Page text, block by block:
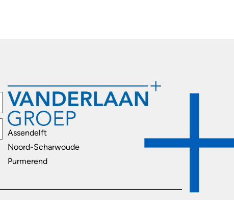
Assendelft
Noord-Scharwoude
Purmerend